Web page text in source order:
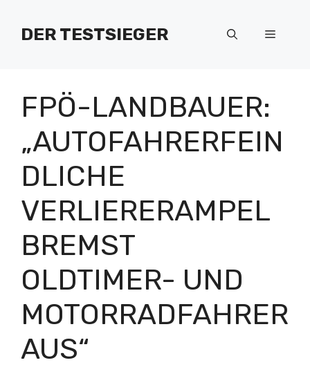
Inhalt
springenDER TESTSIEGER Menü
FPÖ-LANDBAUER:
„AUTOFAHRERFEIN
DLICHE
VERLIERERAMPEL
BREMST
OLDTIMER- UND
MOTORRADFAHRER
AUS“